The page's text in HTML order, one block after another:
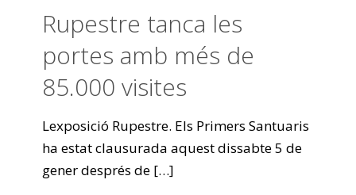
Rupestre tanca les
portes amb més de
85.000 visites
Lexposició Rupestre. Els Primers Santuaris
ha estat clausurada aquest dissabte 5 de
gener després de […]